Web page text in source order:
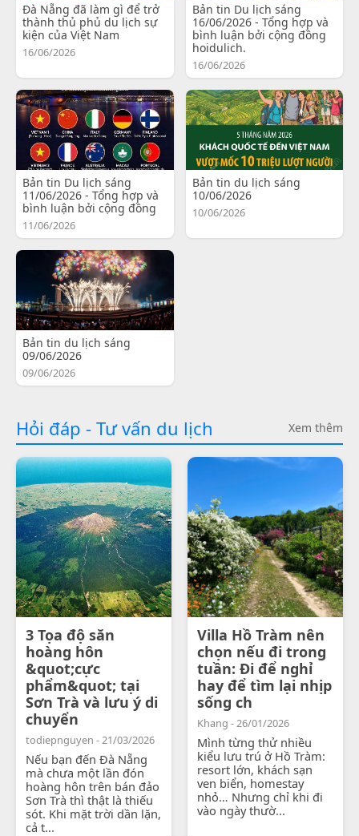
Đà Nẵng đã làm gì để trở
thành thủ phủ du lịch sự
kiện của Việt Nam
16/06/2026
Bản tin Du lịch sáng
16/06/2026 - Tổng hợp và
bình luận bởi cộng đồng
hoidulich.
16/06/2026
Bản tin Du lịch sáng
11/06/2026 - Tổng hợp và
bình luận bởi cộng đồng
11/06/2026
Bản tin du lịch sáng
10/06/2026
10/06/2026
Bản tin du lịch sáng
09/06/2026
09/06/2026
Hỏi đáp - Tư vấn du lịch Xem thêm
3 Tọa độ săn
hoàng hôn
&quot;cực
phẩm&quot; tại
Sơn Trà và lưu ý di
chuyển
todiepnguyen - 21/03/2026
Nếu bạn đến Đà Nẵng
mà chưa một lần đón
hoàng hôn trên bán đảo
Sơn Trà thì thật là thiếu
sót. Khi mặt trời dần lặn,
cả t...
Villa Hồ Tràm nên
chọn nếu đi trong
tuần: Đi để nghỉ
hay để tìm lại nhịp
sống ch
Khang - 26/01/2026
Mình từng thử nhiều
kiểu lưu trú ở Hồ Tràm:
resort lớn, khách sạn
ven biển, homestay
nhỏ… Nhưng chỉ khi đi
vào ngày thườ...